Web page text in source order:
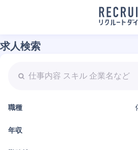
求人検索
職種
年収